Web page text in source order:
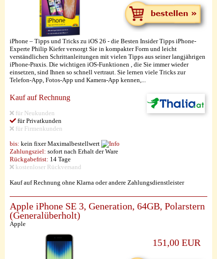
iPhone – Tipps und Tricks zu iOS 26 - die Besten Insider Tipps iPhone-
Experte Philip Kiefer versorgt Sie in kompakter Form und leicht
verständlichen Schrittanleitungen mit vielen Tipps aus seiner langjährigen
iPhone-Praxis. Die wichtigen iOS-Funktionen , die Sie immer wieder
einsetzen, sind Ihnen so schnell vertraut. Sie lernen viele Tricks zur
Telefon-App, Fotos-App und Kamera-App kennen,...
Kauf auf Rechnung
für Neukunden
für Privatkunden
für Firmenkunden
bis: kein fixer Maximalbestellwert
Zahlungsziel: sofort nach Erhalt der Ware
Rückgabefrist: 14 Tage
kostenloser Rückversand
Kauf auf Rechnung ohne Klarna oder andere Zahlungsdienstleister
Apple iPhone SE 3, Generation, 64GB, Polarstern
(Generalüberholt)
Apple
151,00 EUR